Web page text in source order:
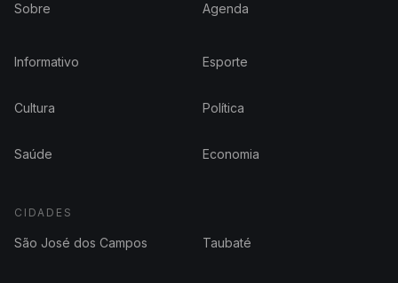
Sobre Agenda
Informativo Esporte
Cultura Política
Saúde Economia
CIDADES
São José dos Campos Taubaté